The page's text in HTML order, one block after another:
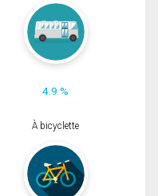
4.9 %
À bicyclette